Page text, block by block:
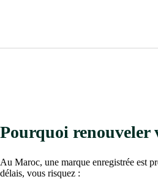
Pourquoi renouveler
Au Maroc, une marque enregistrée est
délais, vous risquez :